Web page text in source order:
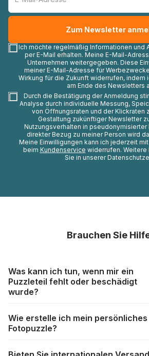
Ich möchte regelmäßig Informationen und
per E-Mail erhalten. Meine E-Mail-
Unternehmen weitergegeben. Diese
meiner E-Mail-Adresse für
Wirkung für die Zukunft widerrufen, indem
am Ende des Newsletters
Durch die Bestätigung der Anmeldung
Analyse durch individuelle Messung,
von Öffnungsraten und der Klickraten
Gestaltung zukünftiger Newsletter
Nutzungsverhalten in pseudonymisierter
direkter Bezug zu meiner Person wird
Meine Einwilligungen kann ich jederzeit
beim Kundenservice widerrufen. Weitere
Sie in unserer
Brauchen Sie
Was kann ich tun, wenn mir ein
Puzzleteil fehlt oder beschädigt
wurde?
aber trotzdem kann es vorkommen,
werden oder verloren gehen. Mit solchen
https://www.puzzle.de/puzzleteile-
Wie erstelle ich mein persönliches
Fotopuzzle?